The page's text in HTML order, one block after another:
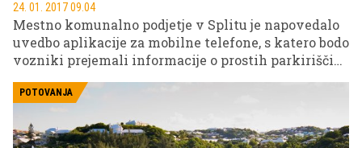
24. 01. 2017 09.04
Mestno komunalno podjetje v Splitu je napovedalo
uvedbo aplikacije za mobilne telefone, s katero bodo
vozniki prejemali informacije o prostih parkiriščih
bo Split kmalu prvo mesto na Hrvaškem in eno
POTOVANJA